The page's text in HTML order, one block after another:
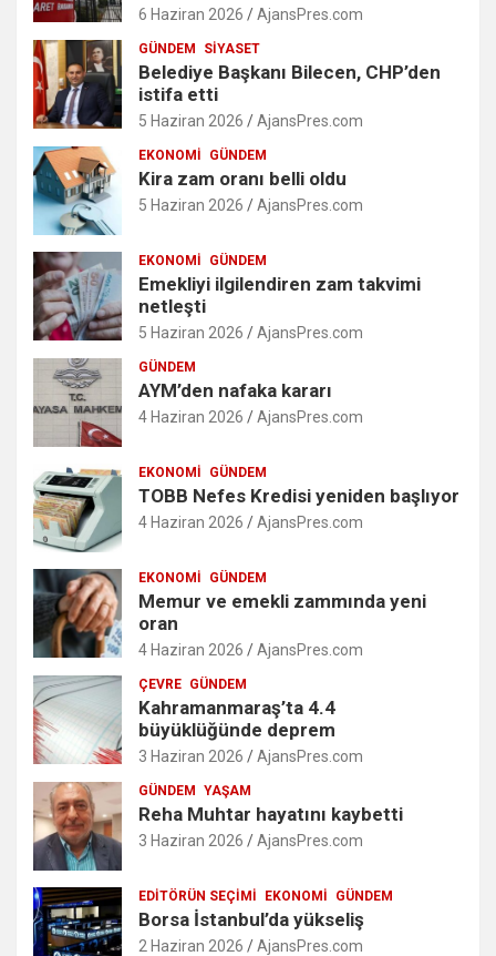
6 Haziran 2026 AjansPres.com
GÜNDEM SIYASET
Belediye Başkanı Bilecen, CHP’den
istifa etti
5 Haziran 2026 AjansPres.com
EKONOMI GÜNDEM
Kira zam oranı belli oldu
5 Haziran 2026 AjansPres.com
EKONOMI GÜNDEM
Emekliyi ilgilendiren zam takvimi
netleşti
5 Haziran 2026 AjansPres.com
GÜNDEM
AYM’den nafaka kararı
4 Haziran 2026 AjansPres.com
EKONOMI GÜNDEM
TOBB Nefes Kredisi yeniden başlıyor
4 Haziran 2026 AjansPres.com
EKONOMI GÜNDEM
Memur ve emekli zammında yeni
oran
4 Haziran 2026 AjansPres.com
ÇEVRE GÜNDEM
Kahramanmaraş’ta 4.4
büyüklüğünde deprem
3 Haziran 2026 AjansPres.com
GÜNDEM YAŞAM
Reha Muhtar hayatını kaybetti
3 Haziran 2026 AjansPres.com
EDITÖRÜN SEÇIMI EKONOMI GÜNDEM
Borsa İstanbul’da yükseliş
2 Haziran 2026 AjansPres.com